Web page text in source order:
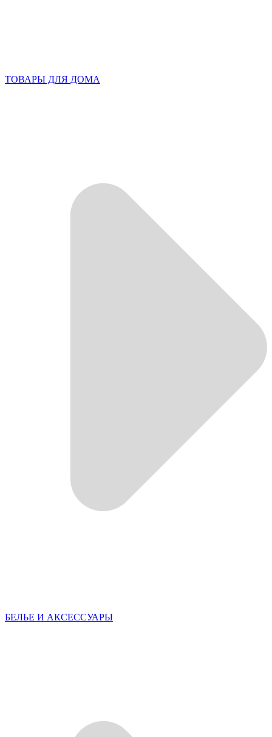
ТОВАРЫ ДЛЯ ДОМА
БЕЛЬЕ И АКСЕССУАРЫ